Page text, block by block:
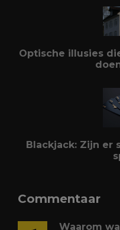
Optische illusies
Blackjack: Zijn er
Commentaar
Waarom